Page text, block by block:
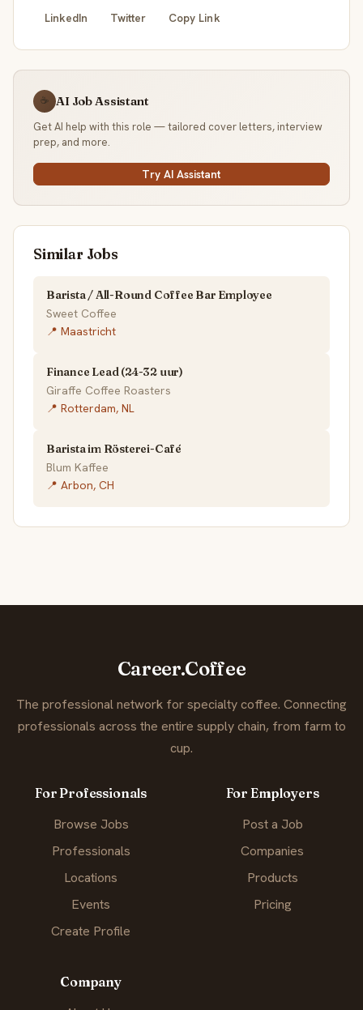
LinkedIn Twitter Copy Link
☕ AI Job Assistant
Get AI help with this role — tailored cover letters, interview
prep, and more.
Try AI Assistant
Similar Jobs
Barista / All-Round Coffee Bar Employee
Sweet Coffee
📍 Maastricht
Finance Lead (24-32 uur)
Giraffe Coffee Roasters
📍 Rotterdam, NL
Barista im Rösterei-Café
Blum Kaffee
📍 Arbon, CH
Career.Coffee
The professional network for specialty coffee. Connecting
professionals across the entire supply chain, from farm to
cup.
For Professionals
Browse Jobs
Professionals
Locations
Events
Create Profile
For Employers
Post a Job
Companies
Products
Pricing
Company